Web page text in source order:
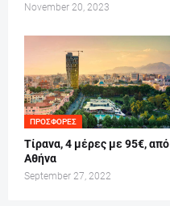
November 20, 2023
ΠΡΟΣΦΟΡΈΣ
Τίρανα, 4 μέρες με 95€, από
Αθήνα
September 27, 2022